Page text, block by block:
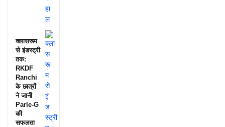
क्लासरूम
से इंडस्ट्री
तक:
RKDF
Ranchi
के छात्रों
ने जानी
Parle-G
की
सफलता